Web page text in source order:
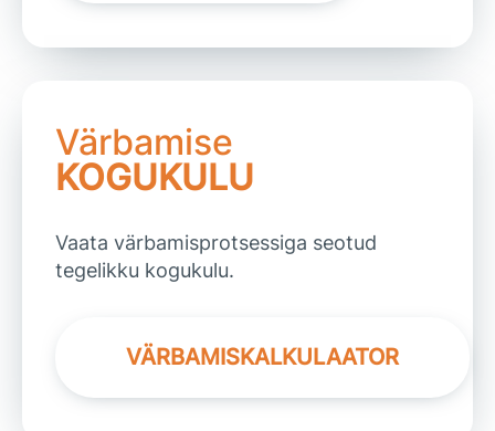
Värbamise
KOGUKULU
Vaata värbamisprotsessiga seotud
tegelikku kogukulu.
VÄRBAMISKALKULAATOR